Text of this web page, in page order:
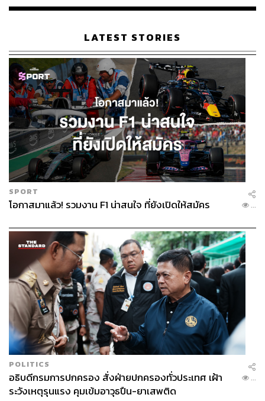
เรือนไทยที่ถูกซุกไว้
LATEST STORIES
SPORT
โอกาสมาแล้ว! รวมงาน F1 น่าสนใจ ที่ยังเปิดให้สมัคร ...
POLITICS
อธิบดีกรมการปกครอง สั่งฝ่ายปกครองทั่วประเทศ เฝ้า
ระวังเหตุรุนแรง คุมเข้มอาวุธปืน-ยาเสพติด
...